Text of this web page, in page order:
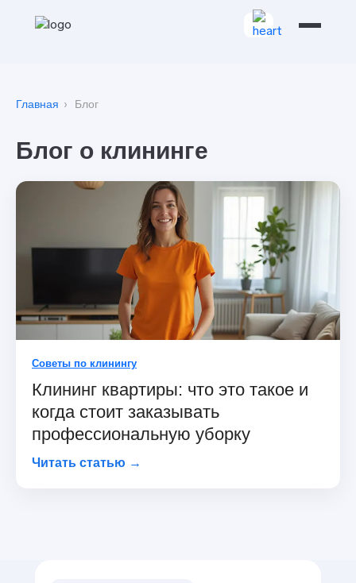
Главная › Блог
Блог о клининге
Советы по клинингу
Клининг квартиры: что это такое и
когда стоит заказывать
профессиональную уборку
Читать статью →